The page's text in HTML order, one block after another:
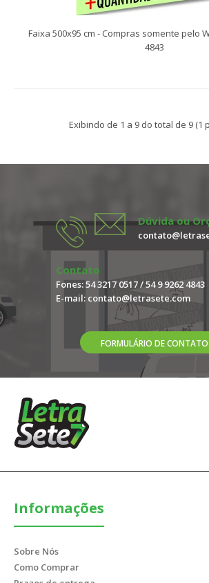
facilitam a comunicação com seu
Faixa 400x95 cm - Compras somente pelo
4843
Compras somente pelo WattsApp 54
facilitam a comunicação com seu
Faixa 500x95 cm - Compras somente pelo
4843
Exibindo de 1 a 9 do total de 9 (1
Dúvida ou
Contato
Fones: 54 3217 0517 / 54 9 9262 4843
E-mail: contato@letrasete.com
FORMULÁRIO DE CONTATO
Informações
Sobre Nós
Como Comprar